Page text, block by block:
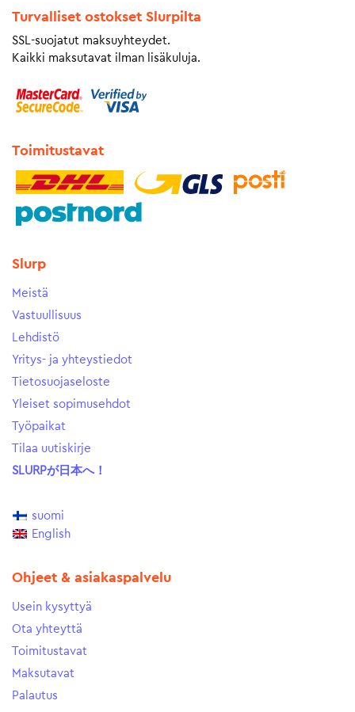
Turvalliset ostokset Slurpilta
SSL-suojatut maksuyhteydet.
Kaikki maksutavat ilman lisäkuluja.
Toimitustavat
Slurp
Meistä
Vastuullisuus
Lehdistö
Yritys- ja yhteystiedot
Tietosuojaseloste
Yleiset sopimusehdot
Työpaikat
Tilaa uutiskirje
SLURPが日本へ！
suomi
English
Ohjeet & asiakaspalvelu
Usein kysyttyä
Ota yhteyttä
Toimitustavat
Maksutavat
Palautus